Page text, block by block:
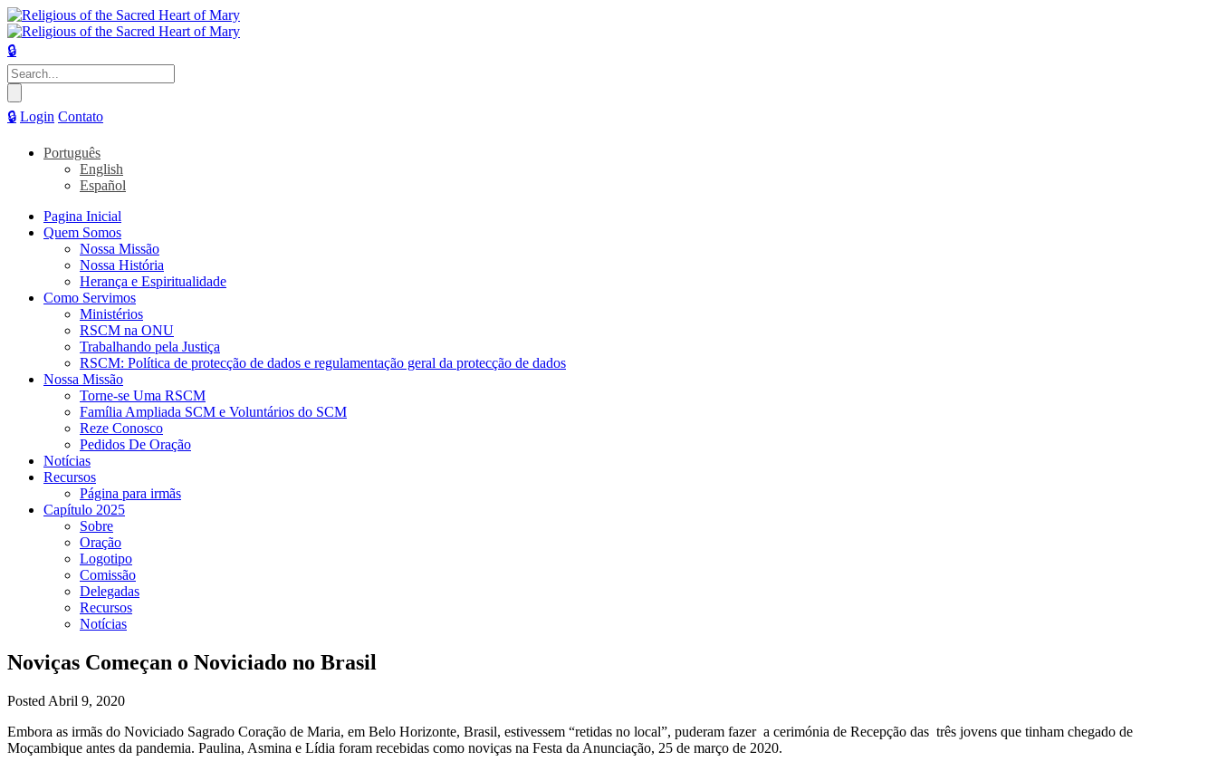
🔒
Pesquisar
por:
🔒 Login Contato
Português
English
Español
Pagina Inicial
Quem Somos
Nossa Missão
Nossa História
Herança e Espiritualidade
Como Servimos
Ministérios
RSCM na ONU
Trabalhando pela Justiça
RSCM: Política de protecção de dados e regulamentação geral da protecção de dados
Nossa Missão
Torne-se Uma RSCM
Família Ampliada SCM e Voluntários do SCM
Reze Conosco
Pedidos De Oração
Notícias
Recursos
Página para irmãs
Capítulo 2025
Sobre
Oração
Logotipo
Comissão
Delegadas
Recursos
Notícias
Noviças Começan o Noviciado no Brasil
Posted Abril 9, 2020
Embora as irmãs do Noviciado Sagrado Coração de Maria, em Belo Horizonte, Brasil, estivessem “retidas no local”, puderam fazer a cerimónia de Recepção das três jovens que tinham chegado de
Moçambique antes da pandemia. Paulina, Asmina e Lídia foram recebidas como noviças na Festa da Anunciação, 25 de março de 2020.